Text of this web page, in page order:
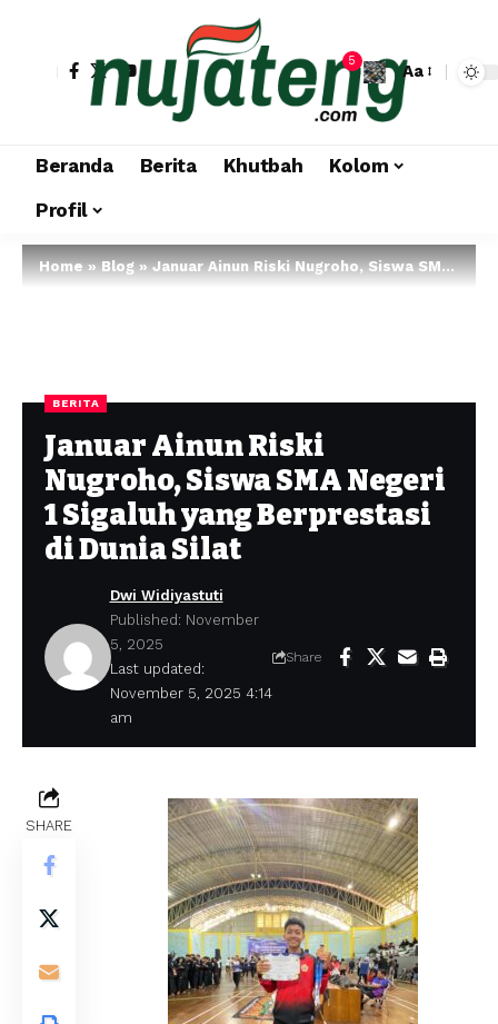
5
Aa
Beranda Berita Khutbah
Kolom
Profil
Home»Blog»Januar Ainun Riski Nugroho, Siswa SMA Negeri 1 Sigaluh yang Berprestasi di Dunia Silat
BERITA
Januar Ainun Riski
Nugroho, Siswa SMA Negeri
1 Sigaluh yang Berprestasi
di Dunia Silat
Last updated:
November 5, 2025 4:14
am
Dwi Widiyastuti
Published: November
5, 2025
Share
SHARE